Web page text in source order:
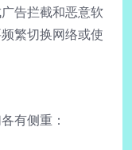
告拦截和恶意软
繁切换网络或使
有侧重：